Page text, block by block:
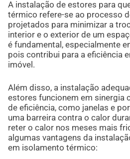
A instalação de estores para
térmico refere-se ao processo
projetados para minimizar a
interior e o exterior de um
é fundamental, especialmente
pois contribui para a eficiência
imóvel.
Além disso, a instalação
estores funcionem em sinergia
de eficiência, como janelas e
uma barreira contra o calor
reter o calor nos meses mais
algumas vantagens da
em isolamento térmico: